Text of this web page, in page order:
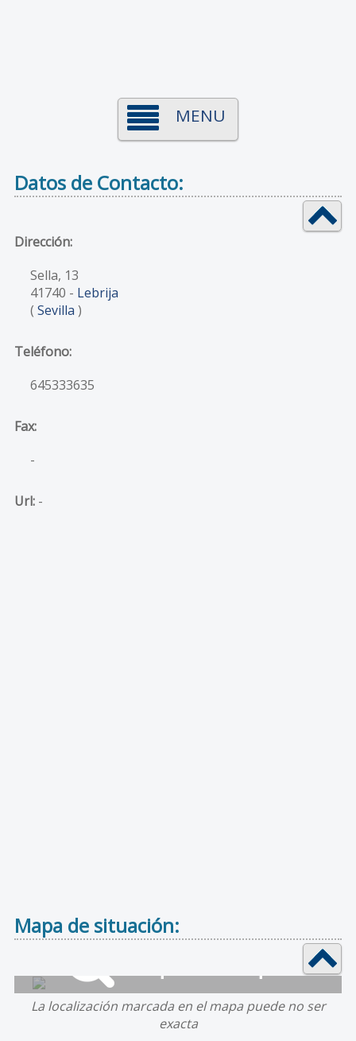
MENU
Datos de Contacto:
Dirección:
Sella, 13
41740 - Lebrija
( Sevilla )
Teléfono:
645333635
Fax:
-
Url:-
Mapa de situación:
La localización marcada en el mapa puede no ser
exacta